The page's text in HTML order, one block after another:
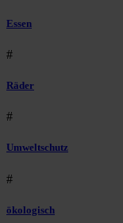
Essen
#
Räder
#
Umweltschutz
#
ökologisch